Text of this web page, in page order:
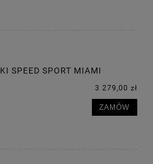
SPEED SPORT MIAMI
3 279,00 zł
ZAMÓW